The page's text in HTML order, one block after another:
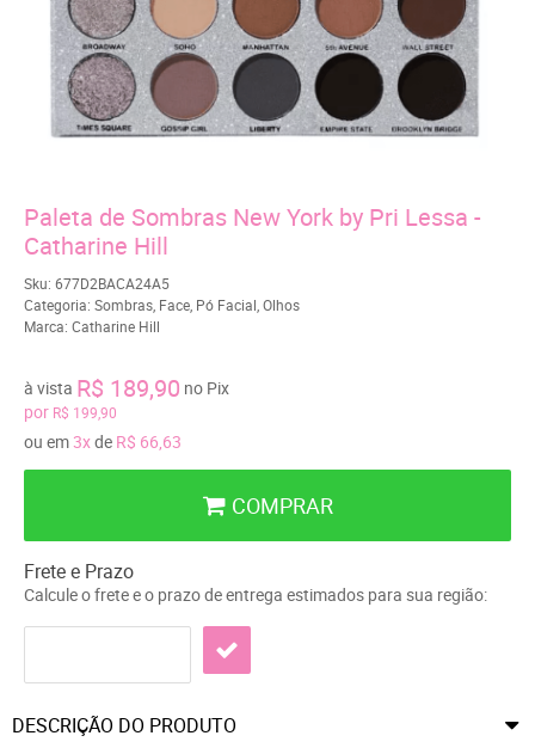
Paleta de Sombras New York by Pri Lessa -
Catharine Hill
Sku: 677D2BACA24A5
Categoria: Sombras Face Pó Facial Olhos
Marca: Catharine Hill
por R$ 199,90
à vista R$ 189,90 no Pix
ou em3xde R$ 66,63
COMPRAR
Frete e Prazo
Calcule o frete e o prazo de entrega estimados para sua região:
DESCRIÇÃO DO PRODUTO